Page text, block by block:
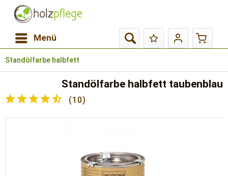
Menü
Standölfarbe halbfett
Standölfarbe halbfett taubenblau
(10)